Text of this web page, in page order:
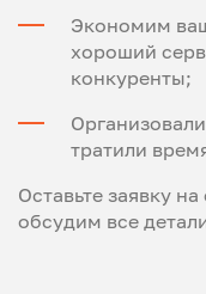
Экономим
хороший
конкуренты;
тратили
Оставьте заявку
обсудим все